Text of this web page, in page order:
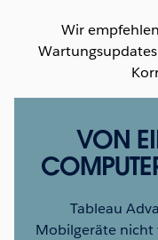
Wir
VON
Tableau
Mobilgeräte nicht